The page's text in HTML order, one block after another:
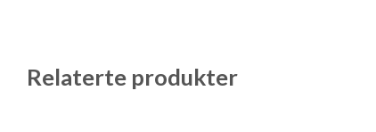
Relaterte produkter